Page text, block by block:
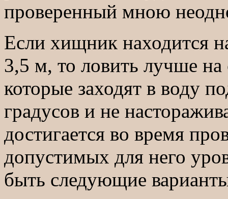
проверенный мною
Если хищник находится
3,5 м, то ловить лучше
которые заходят в воду
градусов и не
достигается во время
допустимых для него
быть следующие